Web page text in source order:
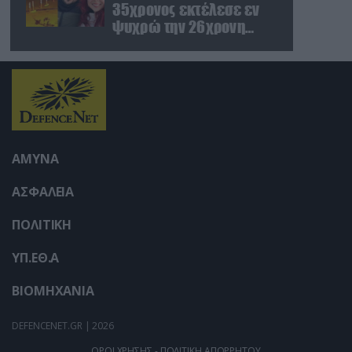
35χρονος εκτέλεσε εν
ψυχρώ την 26χρονη
έξω από φαρμακείο
ΑΜΥΝΑ
ΑΣΦΑΛΕΙΑ
ΠΟΛΙΤΙΚΗ
ΥΠ.ΕΘ.Α
ΒΙΟΜΗΧΑΝΙΑ
DEFENCENET.GR | 2026